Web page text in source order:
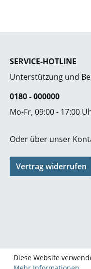
SERVICE-HOTLINE
Unterstützung und
0180 - 000000
Mo-Fr, 09:00 - 17:00
Oder über unser
Vertrag widerrufen
Diese Website